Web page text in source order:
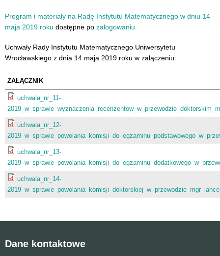
Program i materiały na Radę Instytutu Matematycznego w dniu 14
maja 2019 roku dostępne po zalogowaniu.
Uchwały Rady Instytutu Matematycznego Uniwersytetu
Wrocławskiego z dnia 14 maja 2019 roku w załączeniu:
ZAŁĄCZNIK
uchwala_nr_11-
uchwala_nr_12-
uchwala_nr_13-
uchwala_nr_14-
Dane kontaktowe